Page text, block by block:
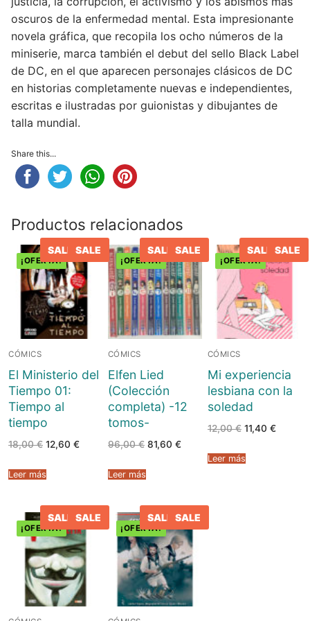
oscuros de la enfermedad mental. Esta impresionante
novela gráfica, que recopila los ocho números de la
miniserie, marca también el debut del sello Black Label
de DC, en el que aparecen personajes clásicos de DC
en historias completamente nuevas e independientes,
escritas e ilustradas por guionistas y dibujantes de
talla mundial.
Share this...
Productos relacionados
¡OFERTA!
CÓMICS
SALE SALE
El Ministerio del
Tiempo 01:
Tiempo al
tiempo
18,00€ El
precio
era:
18,00 €.
12,60 €El
12,60 €.
Leer más
¡OFERTA!
CÓMICS
SALE SALE
Elfen Lied
(Colección
completa) -12
tomos-
96,00€ El
precio
81,60 €El
precio
actual
Leer más
¡OFERTA!
CÓMICS
SALE SALE
Mi experiencia
lesbiana con la
soledad
12,00€ El
precio
era:
12,00 €.
11,40 €El
Leer más
¡OFERTA!
SALE SALE
¡OFERTA!
SALE SALE